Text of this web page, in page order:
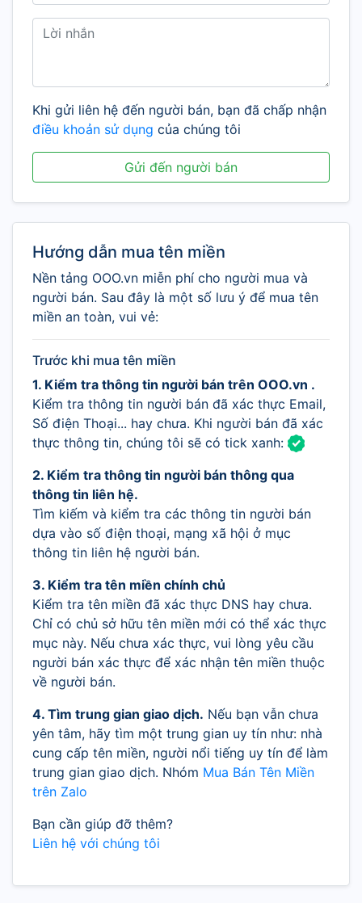
Khi gửi liên hệ đến người bán, bạn đã chấp nhận
điều khoản sử dụng của chúng tôi
Gửi đến người bán
Hướng dẫn mua tên miền
Nền tảng OOO.vn miễn phí cho người mua và
người bán. Sau đây là một số lưu ý để mua tên
miền an toàn, vui vẻ:
Trước khi mua tên miền
1. Kiểm tra thông tin người bán trên OOO.vn .
Kiểm tra thông tin người bán đã xác thực Email,
Số điện Thoại... hay chưa. Khi người bán đã xác
thực thông tin, chúng tôi sẽ có tick xanh:
2. Kiểm tra thông tin người bán thông qua
thông tin liên hệ.
Tìm kiếm và kiểm tra các thông tin người bán
dựa vào số điện thoại, mạng xã hội ở mục
thông tin liên hệ người bán.
3. Kiểm tra tên miền chính chủ
Kiểm tra tên miền đã xác thực DNS hay chưa.
Chỉ có chủ sở hữu tên miền mới có thể xác thực
mục này. Nếu chưa xác thực, vui lòng yêu cầu
người bán xác thực để xác nhận tên miền thuộc
về người bán.
4. Tìm trung gian giao dịch. Nếu bạn vẫn chưa
yên tâm, hãy tìm một trung gian uy tín như: nhà
cung cấp tên miền, người nổi tiếng uy tín để làm
trung gian giao dịch. Nhóm Mua Bán Tên Miền
trên Zalo
Bạn cần giúp đỡ thêm?
Liên hệ với chúng tôi